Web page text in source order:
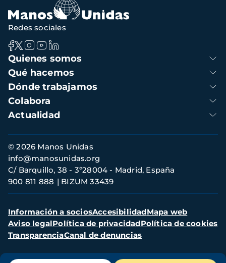
Navegación
principal
Quienes somos
Qué hacemos
Dónde trabajamos
Colabora
Actualidad
Redes sociales
Información
de
contacto
© 2026 Manos Unidas
C/ Barquillo, 38 - 3º28004 - Madrid, España
900 811 888
BIZUM 33439
info@manosunidas.org
Menú
secundario
Información a sociosAccesibilidadMapa web
Aviso legalPolítica de privacidadPolítica de cookies
TransparenciaCanal de denuncias